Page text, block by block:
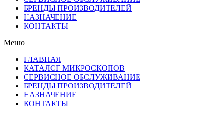
БРЕНДЫ ПРОИЗВОДИТЕЛЕЙ
НАЗНАЧЕНИЕ
КОНТАКТЫ
Меню
ГЛАВНАЯ
КАТАЛОГ МИКРОСКОПОВ
СЕРВИСНОЕ ОБСЛУЖИВАНИЕ
БРЕНДЫ ПРОИЗВОДИТЕЛЕЙ
НАЗНАЧЕНИЕ
КОНТАКТЫ